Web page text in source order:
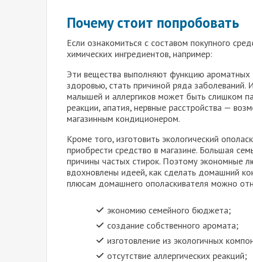
Почему стоит попробовать
Если ознакомиться с составом покупного
химических ингредиентов, например:
Эти вещества выполняют функцию ароматных
здоровью, стать причиной ряда заболеваний.
малышей и аллергиков может быть слишком
реакции, апатия, нервные расстройства —
магазинным кондиционером.
Кроме того, изготовить экологический
приобрести средство в магазине. Большая
причины частых стирок. Поэтому экономные
вдохновлены идеей, как сделать домашний
плюсам домашнего ополаскивателя можно
экономию семейного бюджета;
создание собственного аромата;
изготовление из экологичных
отсутствие аллергических реакций;